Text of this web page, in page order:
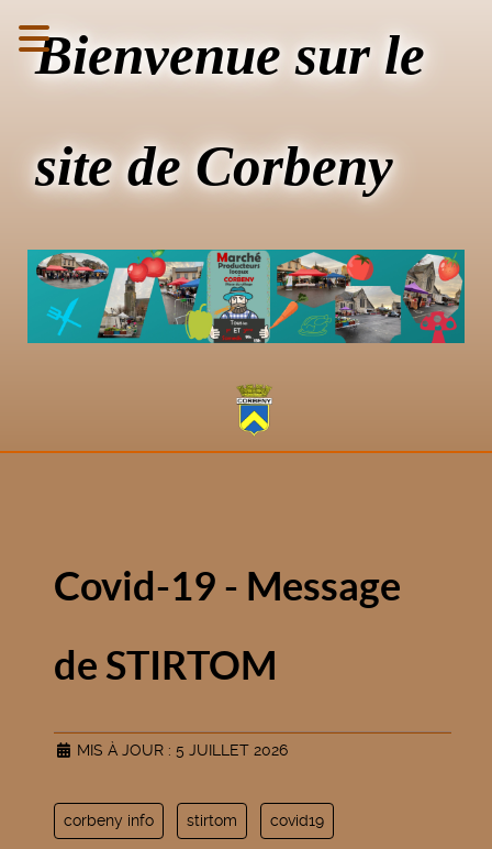
Bienvenue sur le
site de Corbeny
Covid-19 - Message
de STIRTOM
MIS À JOUR : 5 JUILLET 2026
corbeny info stirtom covid19